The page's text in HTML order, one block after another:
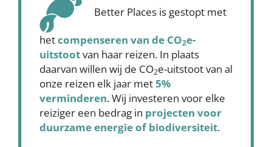
Better Places is gestopt met
hetcompenseren van de CO2e-
uitstootvan haar reizen. In plaats
daarvan willen wij de CO2e-uitstoot van al
onze reizen elk jaar met5%
verminderen. Wij investeren voor elke
reiziger een bedrag in projecten voor
duurzame energie of biodiversiteit.